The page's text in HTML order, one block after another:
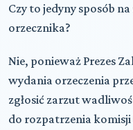
Czy to jedyny sposób
orzecznika?
Nie, ponieważ Prezes
wydania orzeczenia
zgłosić zarzut
do rozpatrzenia komisji